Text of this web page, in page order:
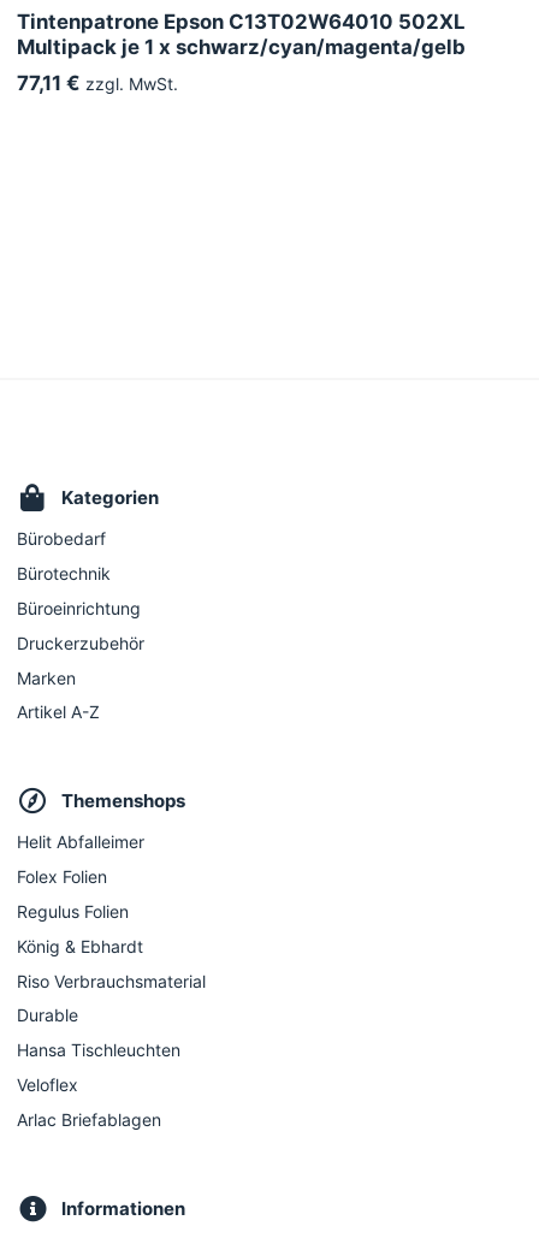
Tintenpatrone Epson C13T02W64010 502XL
Multipack je 1 x schwarz/cyan/magenta/gelb
77,11 € zzgl. MwSt.
Kategorien
Bürobedarf
Bürotechnik
Büroeinrichtung
Druckerzubehör
Marken
Artikel A-Z
Themenshops
Helit Abfalleimer
Folex Folien
Regulus Folien
König & Ebhardt
Riso Verbrauchsmaterial
Durable
Hansa Tischleuchten
Veloflex
Arlac Briefablagen
Informationen